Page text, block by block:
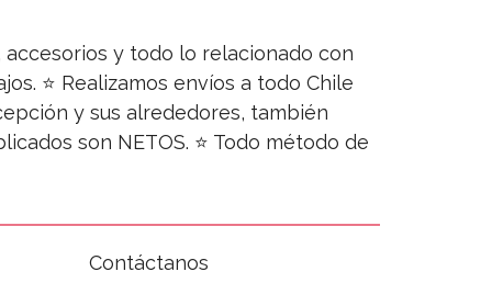
accesorios y todo lo relacionado con
⭐ Realizamos envíos a todo Chile
y sus alrededores, también
son NETOS. ⭐ Todo método de
Contáctanos